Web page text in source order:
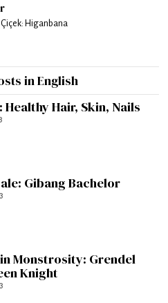
Çiçek: Higanbana
in English
Healthy Hair, Skin, Nails
Gibang Bachelor
Monstrosity: Grendel
Knight